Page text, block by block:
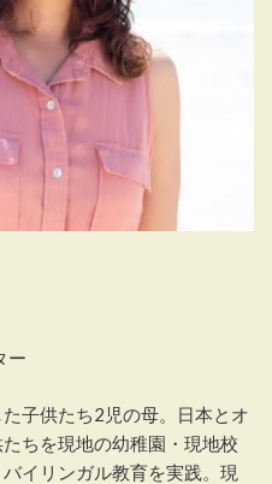
ー
子供たち2児の母。日本とオ
ちを現地の幼稚園・現地校
イリンガル教育を実践。現